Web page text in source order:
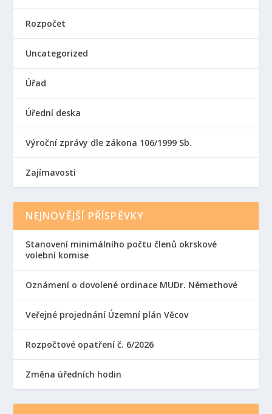
Rozpočet
Uncategorized
Úřad
Úřední deska
Výroční zprávy dle zákona 106/1999 Sb.
Zajímavosti
NEJNOVĚJŠÍ PŘÍSPĚVKY
Stanovení minimálního počtu členů okrskové
volební komise
Oznámení o dovolené ordinace MUDr. Némethové
Veřejné projednání Územní plán Věcov
Rozpočtové opatření č. 6/2026
Změna úředních hodin